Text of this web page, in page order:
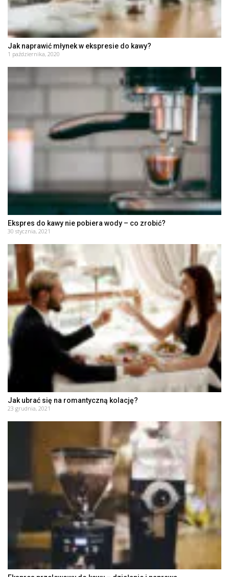
Jak naprawić młynek w ekspresie do kawy?
1 października, 2020
Ekspres do kawy nie pobiera wody – co zrobić?
30 stycznia, 2021
Jak ubrać się na romantyczną kolację?
23 grudnia, 2021